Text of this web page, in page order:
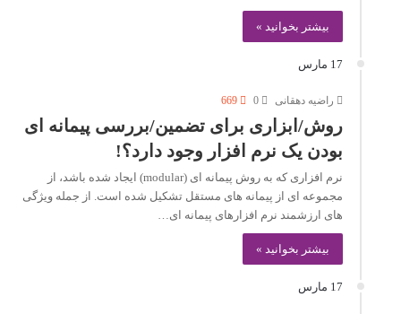
بیشتر بخوانید »
17 مارس
راضیه دهقانی 0
669
روش/ابزاری برای تضمین/بررسی پیمانه ای
بودن یک نرم افزار وجود دارد؟!
نرم افزاری که به روش پیمانه ای (modular) ایجاد شده باشد، از
مجموعه ای از پیمانه های مستقل تشکیل شده است. از جمله ویژگی
های ارزشمند نرم افزارهای پیمانه ای…
بیشتر بخوانید »
17 مارس